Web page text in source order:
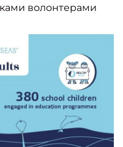
волонтерами